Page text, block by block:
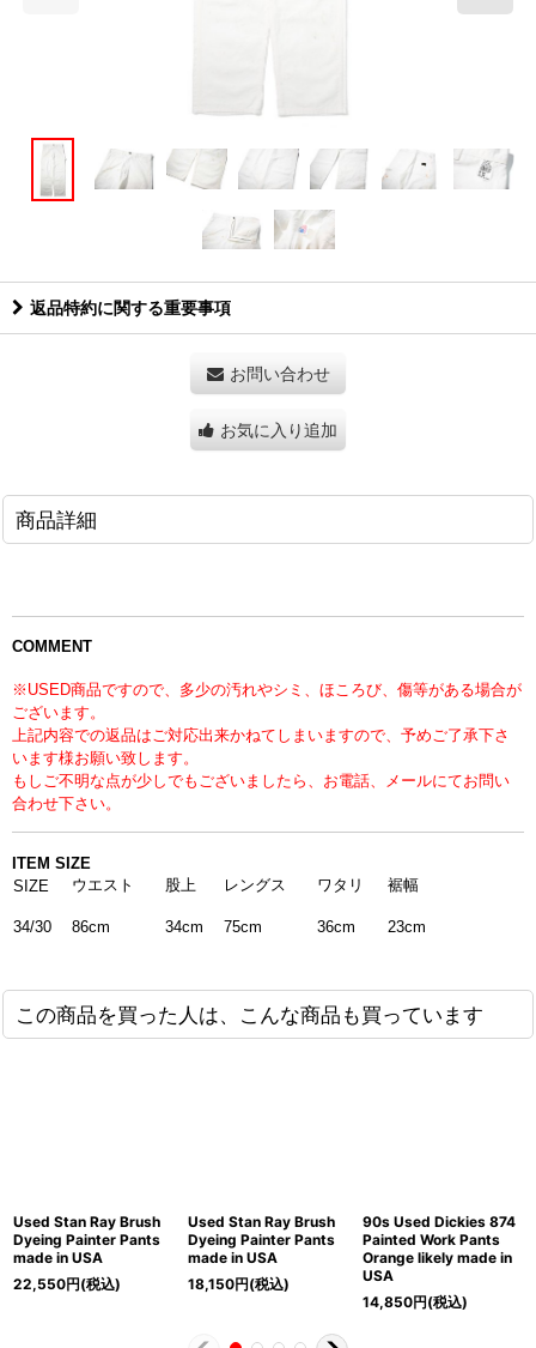
返品特約に関する重要事項
お問い合わせ
お気に入り追加
商品詳細
COMMENT
※USED商品ですので、多少の汚れやシミ、ほころび、傷等がある場合が
ございます。
上記内容での返品はご対応出来かねてしまいますので、予めご了承下さ
います様お願い致します。
もしご不明な点が少しでもございましたら、お電話、メールにてお問い
合わせ下さい。
ITEM SIZE
SIZE
ウエスト 股上 レングス ワタリ 裾幅
34/30 86cm 34cm 75cm 36cm 23cm
この商品を買った人は、こんな商品も買っています
Used Stan Ray Brush
Dyeing Painter Pants
made in USA
22,550円(税込)
Used Stan Ray Brush
Dyeing Painter Pants
made in USA
18,150円(税込)
90s Used Dickies 874
Painted Work Pants
Orange likely made in
USA
14,850円(税込)